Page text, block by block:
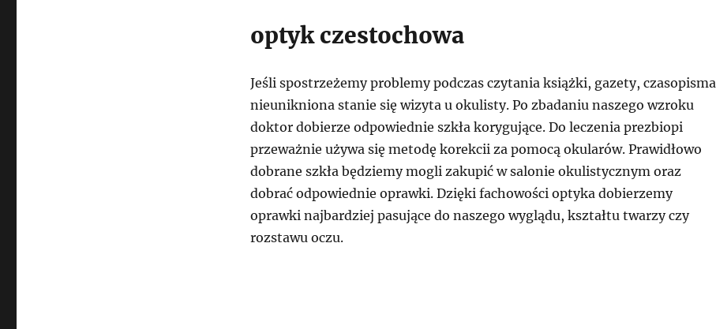
optyk czestochowa
Jeśli spostrzeżemy problemy podczas czytania książki, gazety, czasopisma
nieunikniona stanie się wizyta u okulisty. Po zbadaniu naszego wzroku
doktor dobierze odpowiednie szkła korygujące. Do leczenia prezbiopi
przeważnie używa się metodę korekcii za pomocą okularów. Prawidłowo
dobrane szkła będziemy mogli zakupić w salonie okulistycznym oraz
dobrać odpowiednie oprawki. Dzięki fachowości optyka dobierzemy
oprawki najbardziej pasujące do naszego wyglądu, kształtu twarzy czy
rozstawu oczu.